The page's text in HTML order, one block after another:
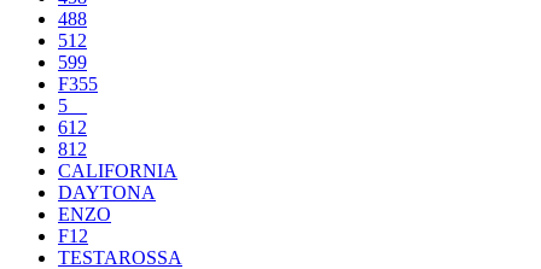
488
512
599
F355
5__
612
812
CALIFORNIA
DAYTONA
ENZO
F12
TESTAROSSA